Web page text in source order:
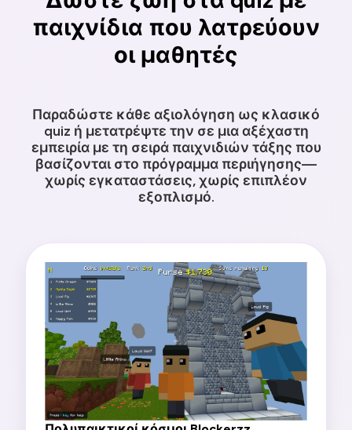
παιχνίδια που λατρεύουν
οι μαθητές
Παραδώστε κάθε αξιολόγηση ως κλασικό
quiz ή μετατρέψτε την σε μια αξέχαστη
εμπειρία με τη σειρά παιχνιδιών τάξης που
βασίζονται στο πρόγραμμα περιήγησης—
χωρίς εγκαταστάσεις, χωρίς επιπλέον
εξοπλισμό.